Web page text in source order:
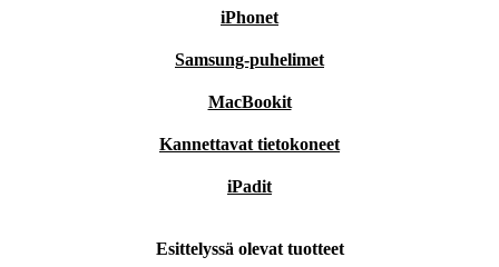
iPhonet
Samsung-puhelimet
MacBookit
Kannettavat tietokoneet
iPadit
Esittelyssä olevat tuotteet